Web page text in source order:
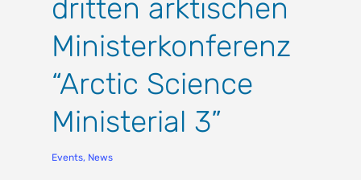
dritten arktischen
Ministerkonferenz
“Arctic Science
Ministerial 3”
Events, News